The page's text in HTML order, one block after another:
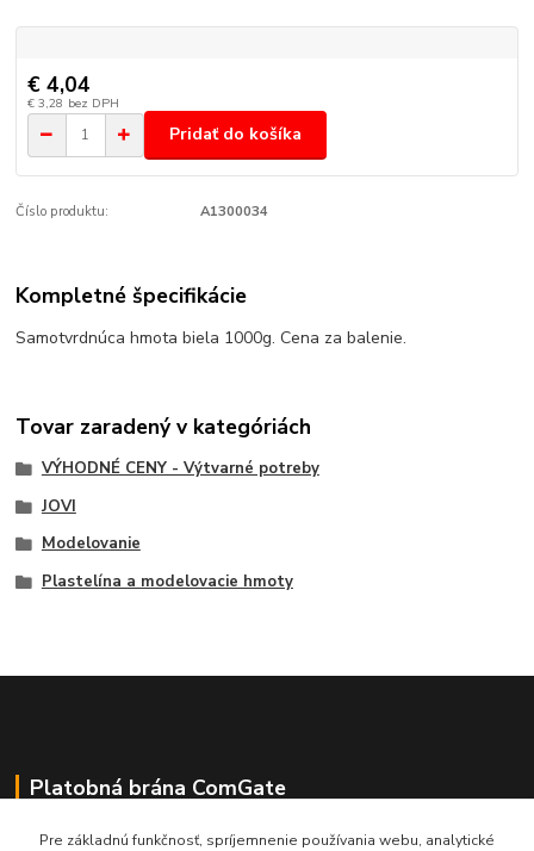
€ 4,04
€ 3,28 bez DPH
Pridať do košíka
Číslo produktu: A1300034
Kompletné špecifikácie
Samotvrdnúca hmota biela 1000g. Cena za balenie.
Tovar zaradený v kategóriách
VÝHODNÉ CENY - Výtvarné potreby
JOVI
Modelovanie
Plastelína a modelovacie hmoty
Platobná brána ComGate
Pre základnú funkčnosť, spríjemnenie používania webu, analytické